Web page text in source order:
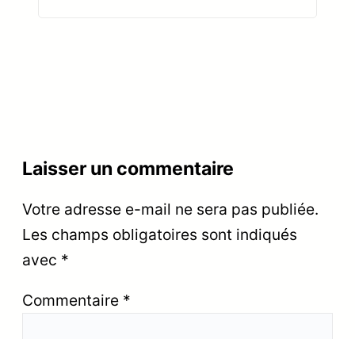
Laisser un commentaire
Votre adresse e-mail ne sera pas publiée.
Les champs obligatoires sont indiqués
avec *
Commentaire *